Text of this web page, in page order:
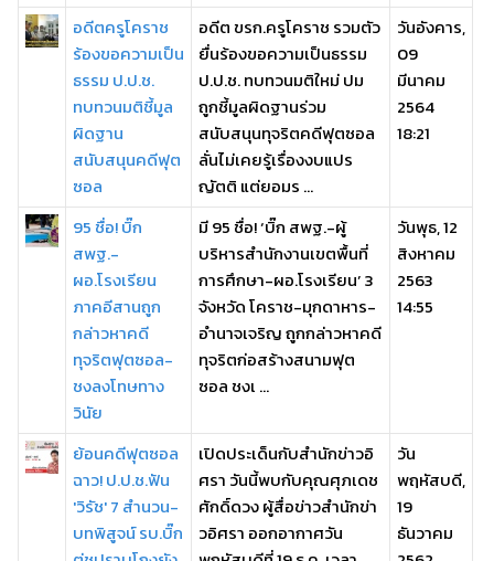
อดีตครูโคราช
ร้องขอความเป็น
ธรรม ป.ป.ช.
ทบทวนมติชี้มูล
ผิดฐาน
สนับสนุนคดีฟุต
ซอล
อดีต ขรก.ครูโคราช รวมตัว
ยื่นร้องขอความเป็นธรรม
ป.ป.ช. ทบทวนมติใหม่ ปม
ถูกชี้มูลผิดฐานร่วม
สนับสนุนทุจริตคดีฟุตซอล
ลั่นไม่เคยรู้เรื่องงบแปร
ญัตติ แต่ยอมร ...
วันอังคาร,
09
มีนาคม
2564
18:21
95 ชื่อ! บิ๊ก
สพฐ.-
ผอ.โรงเรียน
ภาคอีสานถูก
กล่าวหาคดี
ทุจริตฟุตซอล-
ชงลงโทษทาง
วินัย
มี 95 ชื่อ! ‘บิ๊ก สพฐ.-ผู้
บริหารสำนักงานเขตพื้นที่
การศึกษา-ผอ.โรงเรียน’ 3
จังหวัด โคราช-มุกดาหาร-
อำนาจเจริญ ถูกกล่าวหาคดี
ทุจริตก่อสร้างสนามฟุต
ซอล ชงเ ...
วันพุธ, 12
สิงหาคม
2563
14:55
ย้อนคดีฟุตซอล
ฉาว! ป.ป.ช.ฟัน
'วิรัช' 7 สำนวน-
บทพิสูจน์ รบ.บิ๊ก
เปิดประเด็นกับสำนักข่าวอิ
ศรา วันนี้พบกับคุณศุภเดช
ศักดิ์ดวง ผู้สื่อข่าวสำนักข่า
วอิศรา ออกอากาศวัน
วัน
พฤหัสบดี,
19
ธันวาคม